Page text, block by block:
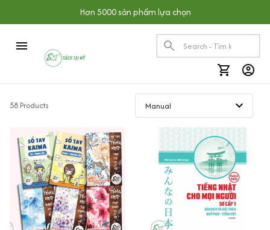
Hơn 5000 sản phẩm lựa chọn
58 Products